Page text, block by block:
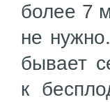
более 7
не
бывает
к